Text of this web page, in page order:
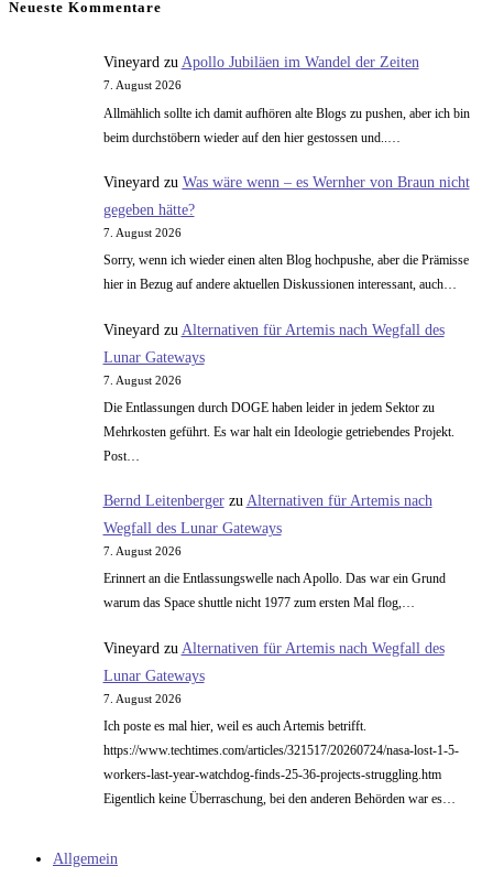
Organen
Neueste Kommentare
Vineyardzu Apollo Jubiläen im Wandel der Zeiten
7. August 2026
Allmählich sollte ich damit aufhören alte Blogs zu pushen, aber ich bin
beim durchstöbern wieder auf den hier gestossen und..…
Vineyard zu Was wäre wenn – es Wernher von Braun nicht
gegeben hätte?
7. August 2026
Sorry, wenn ich wieder einen alten Blog hochpushe, aber die Prämisse
hier in Bezug auf andere aktuellen Diskussionen interessant, auch…
Vineyard zu Alternativen für Artemis nach Wegfall des
Lunar Gateways
7. August 2026
Die Entlassungen durch DOGE haben leider in jedem Sektor zu
Mehrkosten geführt. Es war halt ein Ideologie getriebendes Projekt.
Post…
Bernd Leitenbergerzu Alternativen für Artemis nach
Wegfall des Lunar Gateways
7. August 2026
Erinnert an die Entlassungswelle nach Apollo. Das war ein Grund
warum das Space shuttle nicht 1977 zum ersten Mal flog,…
Vineyard zu Alternativen für Artemis nach Wegfall des
Lunar Gateways
7. August 2026
Ich poste es mal hier, weil es auch Artemis betrifft.
https://www.techtimes.com/articles/321517/20260724/nasa-lost-1-5-
workers-last-year-watchdog-finds-25-36-projects-struggling.htm
Eigentlich keine Überraschung, bei den anderen Behörden war es…
Allgemein